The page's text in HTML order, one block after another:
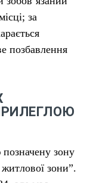
за
позбавлення
зону
зони”.